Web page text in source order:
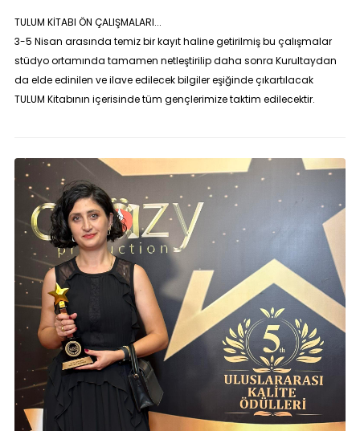
TULUM KİTABI ÖN ÇALIŞMALARI...
3-5 Nisan arasında temiz bir kayıt haline getirilmiş bu çalışmalar
stüdyo ortamında tamamen netleştirilip daha sonra Kurultaydan
da elde edinilen ve ilave edilecek bilgiler eşiğinde çıkartılacak
TULUM Kitabının içerisinde tüm gençlerimize taktim edilecektir.